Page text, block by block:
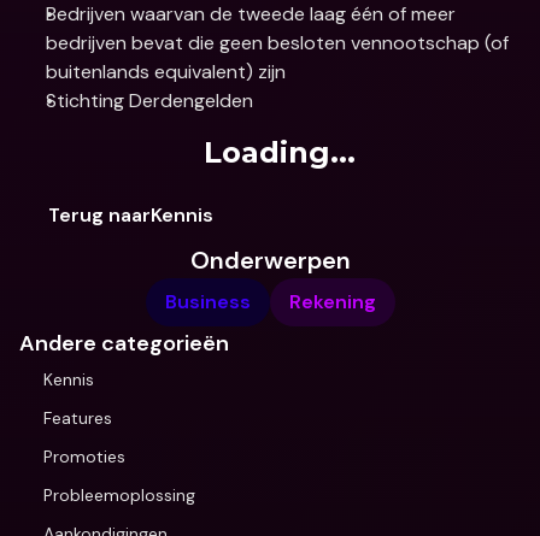
Bedrijven waarvan de tweede laag één of meer
bedrijven bevat die geen besloten vennootschap (of
buitenlands equivalent) zijn
Stichting Derdengelden
Loading...
Terug naarKennis
Onderwerpen
Business Rekening
Andere categorieën
Kennis
Features
Promoties
Probleemoplossing